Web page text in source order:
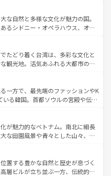
は、音楽と美食が融合した独特の
メリカの各地域で異なる魅力を楽
と豊かな歴史を感じることができ
、新着のアメリカ
を参照してほしい。
た、定番の観光地といえばオアフ
めるならマウイ島やカウアイ島が
リーンに輝く海をはじめ、豊かな
れる人々を迎えてくれるハワイの
フードやハワイアンミュージッ
など、すべてがハワイの魅力を彩
着のハワイ情報
してほしい。
な自然と多様な文化が魅力の国。
るシドニー・オペラハウス、オー
にそびえるウルル（エアーズロッ
い原生林やケアンズの熱帯雨林な
。また、カフェやワイン、オージ
充実しており、サーフィンやダイ
、アウトドア好きにはたまらな
彩な魅力を存分に味わいつくそ
たどり着く台湾は、多彩な文化と
観光地。活気あふれる大都市の台
である台湾東部など、都市の喧騒
ており、訪れる人に新しい発見と
。また、奥深い台湾の食文化も魅
ーツなど、バラエティ豊かな料理
お、新着の台湾情報は コンテンツ一覧を参
一方で、最先端のファッションやK
る韓国。首都ソウルの宮殿や伝統
四季折々の自然美を楽しむことが
や焼肉、絶品のストリートフード
理が待っている。夜には、韓国な
韓国の多彩な魅力を心ゆくまで味
てみてほしい。 なお、新着の韓国情報はコンテンツ一
が魅力的なベトナム。南北に細長
な田園風景や青々とした山々、世
息づく。ハノイの古い町並みやホ
治時代の建物も、独特の雰囲気を
バラエティの豊かさとおいしさで
置する豊かな自然と歴史が息づく
層ビルが立ち並ぶ一方、伝統的な